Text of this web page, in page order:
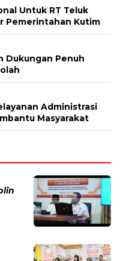
Untuk RT Teluk
Pemerintahan Kutim
Dukungan Penuh
Administrasi
Masyarakat